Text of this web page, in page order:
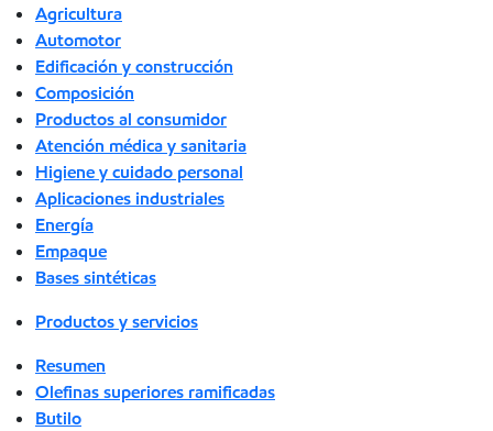
Agricultura
Automotor
Edificación y construcción
Composición
Productos al consumidor
Atención médica y sanitaria
Higiene y cuidado personal
Aplicaciones industriales
Energía
Empaque
Bases sintéticas
Productos y servicios
Resumen
Olefinas superiores ramificadas
Butilo